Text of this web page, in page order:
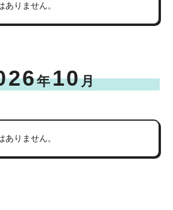
ありません。
年10月
ありません。